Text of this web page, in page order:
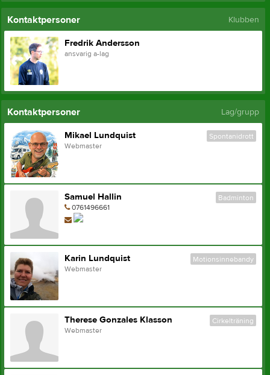
Kontaktpersoner Klubben
Fredrik Andersson
ansvarig a-lag
Kontaktpersoner Lag/grupp
Mikael Lundquist
Spontanidrott
Webmaster
Samuel Hallin
Badminton
0761496661
Karin Lundquist
Motionsinnebandy
Webmaster
Therese Gonzales Klasson
Cirkelträning
Webmaster